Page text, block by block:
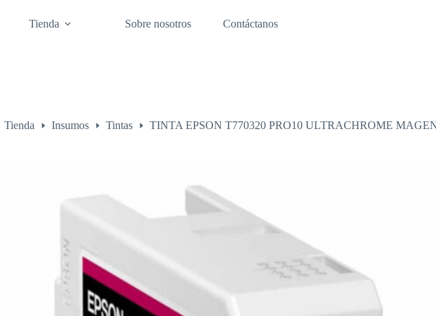
Tienda Sobre nosotros Contáctanos
Tienda Insumos Tintas TINTA EPSON T770320 PRO10 ULTRACHROME